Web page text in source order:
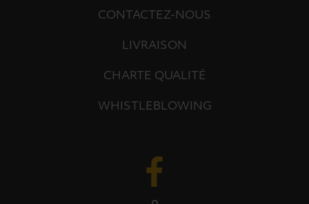
CONTACTEZ-NOUS
LIVRAISON
CHARTE QUALITÉ
WHISTLEBLOWING